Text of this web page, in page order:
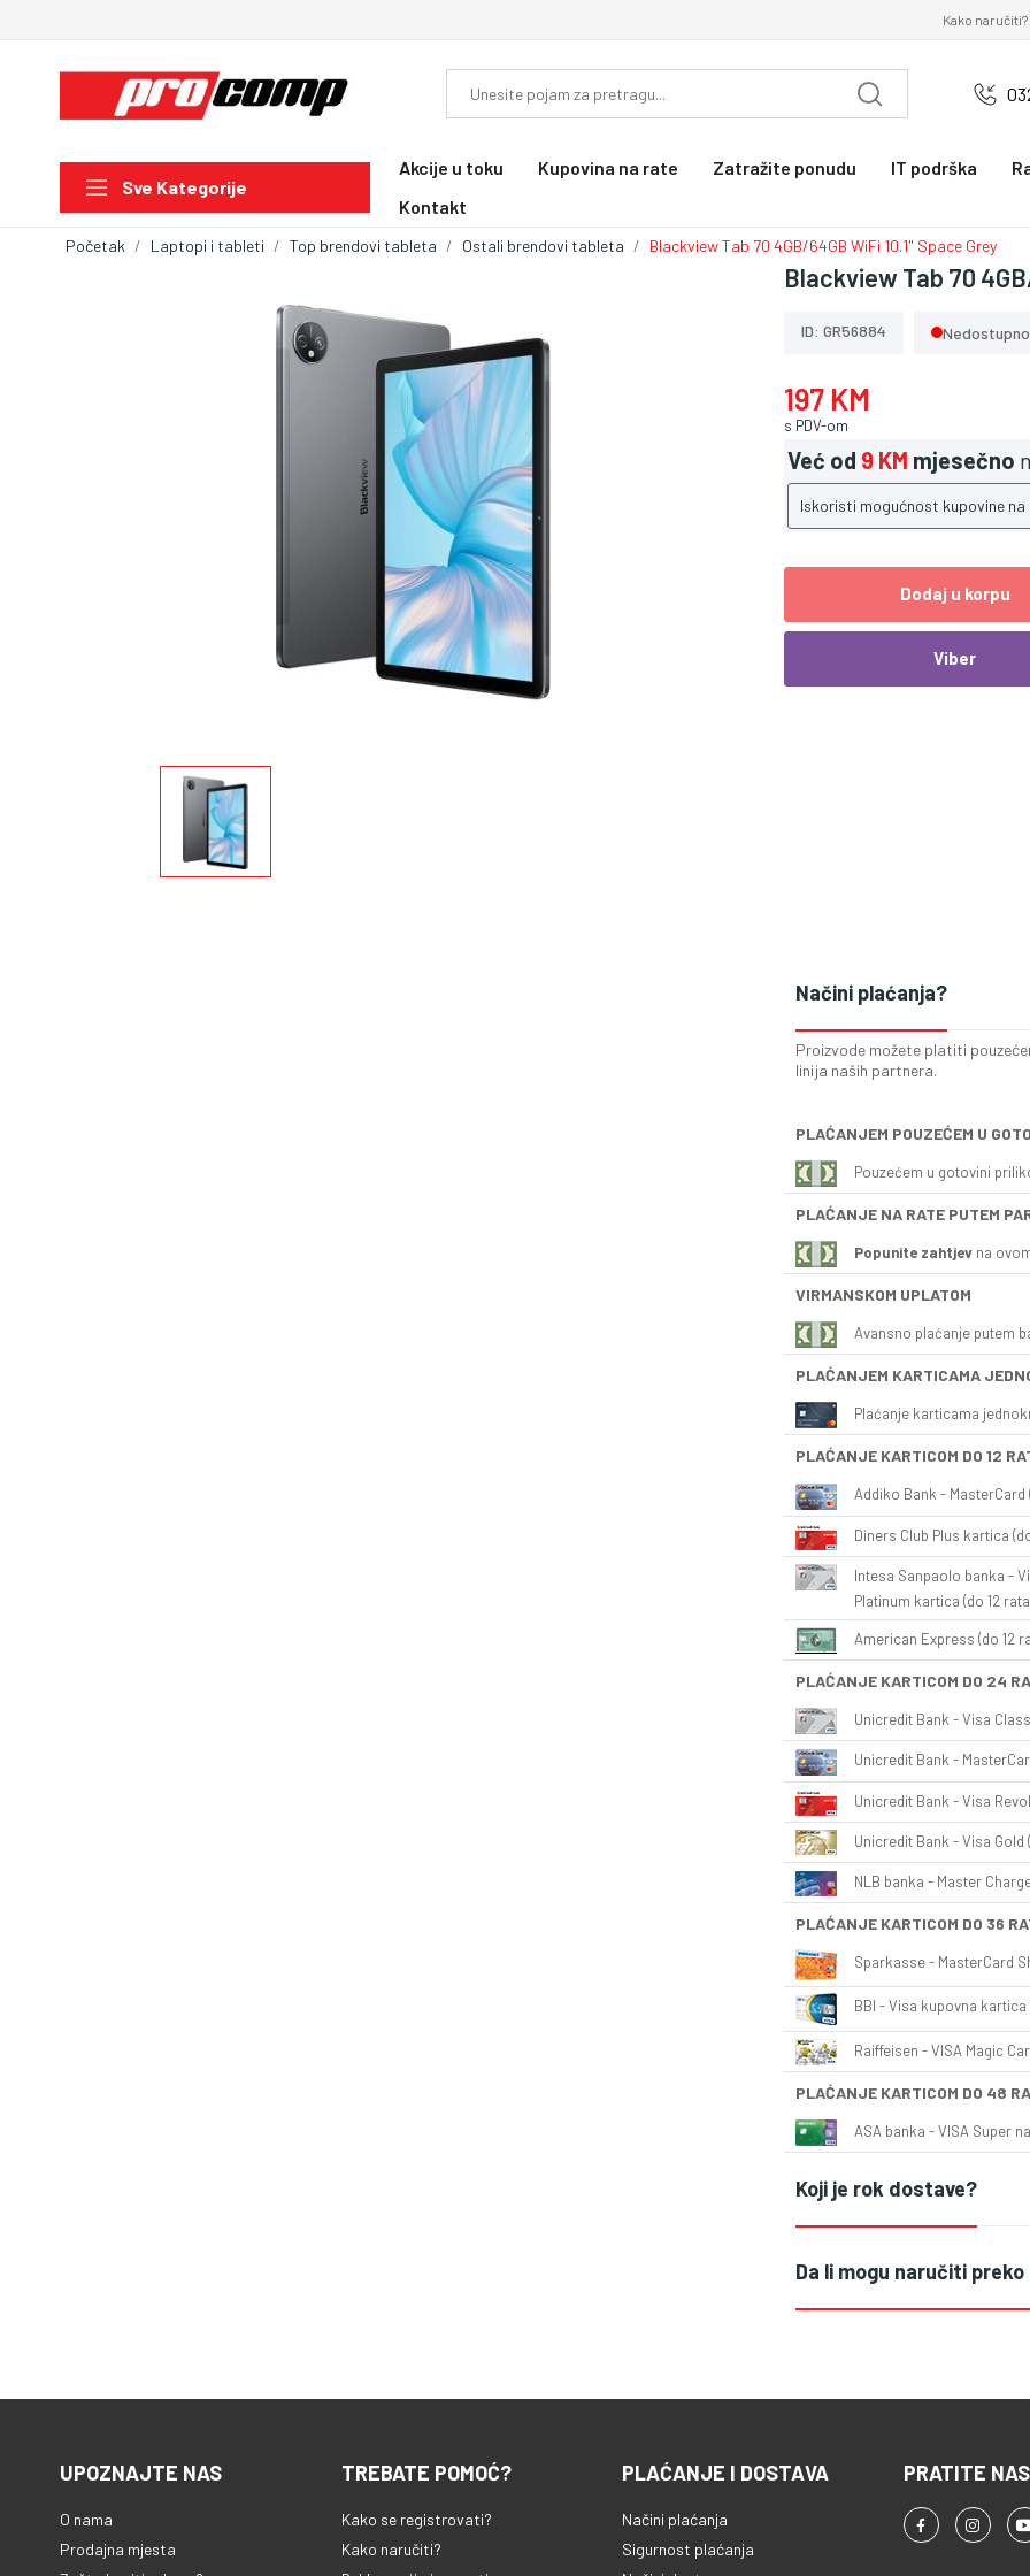
Kako naručiti?
Sve Kategorije
Akcije u toku Kupovina na rate Zatražite ponudu IT podrška
Kontakt
Početak Laptopi i tableti Top brendovi tableta Ostali brendovi tableta Blackview Tab 70 4GB/64GB WiFi 10.1" Space Grey
Blackview Tab 70
ID: GR56884 Nedostupno
197 KM
s PDV-om
Već od 9 KM mjesečno
Iskoristi mogućnost kupovine
Dodaj u korpu
Viber
Načini plaćanja?
Proizvode možete platiti
linija naših partnera.
PLAĆANJEM POUZEĆEM U
Pouzećem u gotovini
PLAĆANJE NA RATE PUTEM
Popunite zahtjev na
VIRMANSKOM UPLATOM
Avansno plaćanje putem
PLAĆANJEM KARTICAMA
Plaćanje karticama
PLAĆANJE KARTICOM DO 12
Addiko Bank - MasterCard
Diners Club Plus kartica
Intesa Sanpaolo banka -
Platinum kartica (do 12
American Express (do 12
PLAĆANJE KARTICOM DO 24
Unicredit Bank - Visa
Unicredit Bank -
Unicredit Bank - Visa
Unicredit Bank - Visa Gold
NLB banka - Master
PLAĆANJE KARTICOM DO 36
Sparkasse - MasterCard
BBI - Visa kupovna kartica
Raiffeisen - VISA Magic
PLAĆANJE KARTICOM DO 48
ASA banka - VISA Super
Koji je rok dostave?
Da li mogu naručiti
UPOZNAJTE NAS
O nama
Prodajna mjesta
TREBATE POMOĆ?
Kako se registrovati?
Kako naručiti?
PLAĆANJE I DOSTAVA
Načini plaćanja
Sigurnost plaćanja
PRATITE NAS